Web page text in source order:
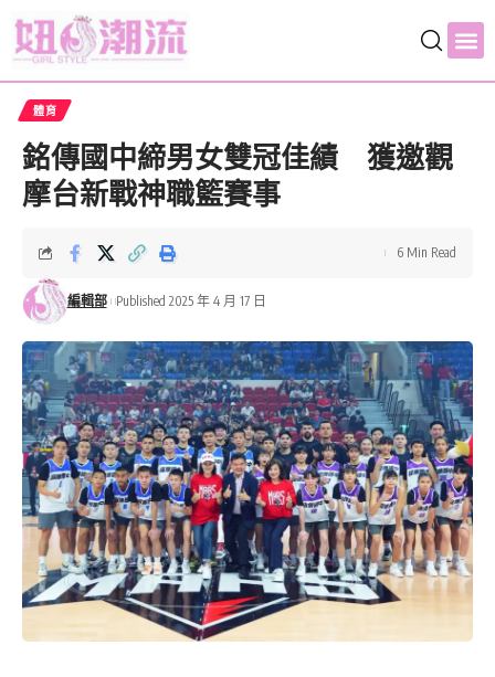
體育
銘傳國中締男女雙冠佳績 獲邀觀
摩台新戰神職籃賽事
編輯部 Published 2025 年 4 月 17 日
6 Min Read